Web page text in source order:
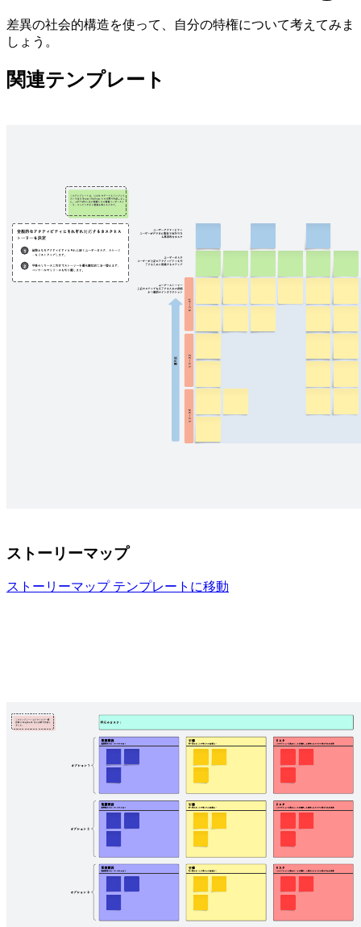
差異の社会的構造を使って、自分の特権について考えてみま
しょう。
関連テンプレート
ストーリーマップ
ストーリーマップ テンプレートに移動